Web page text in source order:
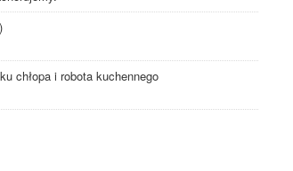
chłopa i robota kuchennego